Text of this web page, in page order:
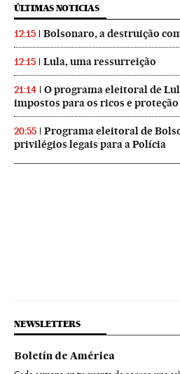
ÚLTIMAS NOTICIAS
12:15 Bolsonaro, a destruição
12:15 Lula, uma ressurreição
21:14
O programa eleitoral de
impostos para os ricos e
20:55
Programa eleitoral de
privilégios legais para a Polícia
NEWSLETTERS
Boletín de América